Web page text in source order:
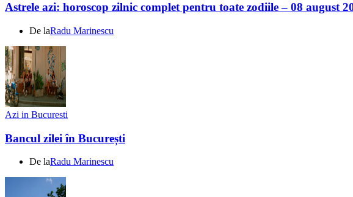
Astrele azi: horoscop zilnic complet pentru toate zodiile – 08 august
De laRadu Marinescu
Azi in Bucuresti
Bancul zilei în București
De laRadu Marinescu